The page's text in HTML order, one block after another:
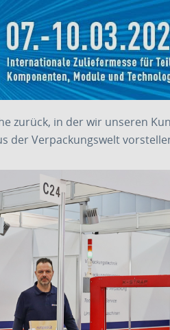
zurück, in der wir unseren
der Verpackungswelt